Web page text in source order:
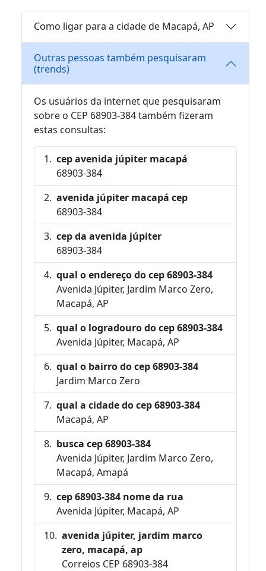
Como ligar para a cidade de Macapá, AP
Outras pessoas também pesquisaram
(trends)
Os usuários da internet que pesquisaram
sobre o CEP 68903-384 também fizeram
estas consultas:
cep avenida júpiter macapá
68903-384
avenida júpiter macapá cep
68903-384
cep da avenida júpiter
68903-384
qual o endereço do cep 68903-384
Avenida Júpiter, Jardim Marco Zero,
Macapá, AP
qual o logradouro do cep 68903-384
Avenida Júpiter, Macapá, AP
qual o bairro do cep 68903-384
Jardim Marco Zero
qual a cidade do cep 68903-384
Macapá, AP
busca cep 68903-384
Avenida Júpiter, Jardim Marco Zero,
Macapá, Amapá
cep 68903-384 nome da rua
Avenida Júpiter, Macapá, AP
avenida júpiter, jardim marco
zero, macapá, ap
Correios CEP 68903-384